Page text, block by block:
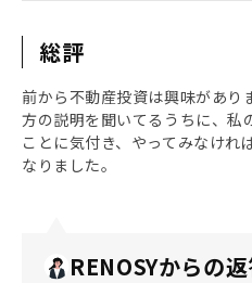
総評
前から不動産投資は興味があり
方の説明を聞いてるうちに、私
ことに気付き、やってみなけれ
なりました。
RENOSYからの